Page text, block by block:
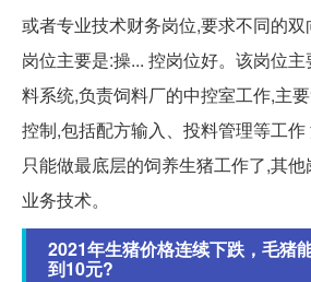
或者专业技术财务岗位,要求不同的
岗位主要是:操... 控岗位好。该岗位
料系统,负责饲料厂的中控室工作,主
控制,包括配方输入、投料管理等工
只能做最底层的饲养生猪工作了,其
业务技术。
2021年生猪价格连续下跌，毛猪
到10元?